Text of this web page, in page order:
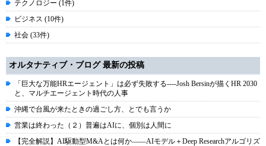
テクノロジー (1件)
ビジネス (10件)
社会 (33件)
オルタナティブ・ブログ 最新の投稿
「巨大な万能HRエージェント」は必ず失敗する----Josh Bersinが描くHR 2030
と、マルチエージェント時代の人事
沖縄で台風が来たときの過ごし方、とでも言うか
営業は終わった（２）普遍はAIに、個別は人間に
【完全解説】AI駆動型M&Aとは何か――AIモデル＋Deep Researchアルゴリズ